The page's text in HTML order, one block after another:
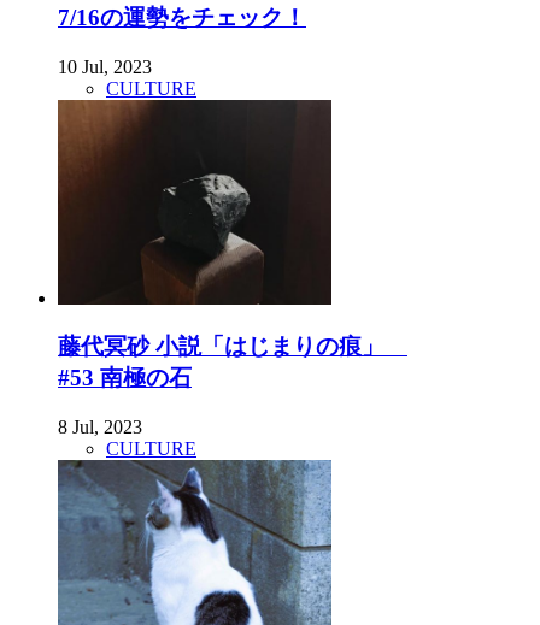
7/16の運勢をチェック！
10 Jul, 2023
CULTURE
藤代冥砂 小説「はじまりの痕」
#53 南極の石
8 Jul, 2023
CULTURE